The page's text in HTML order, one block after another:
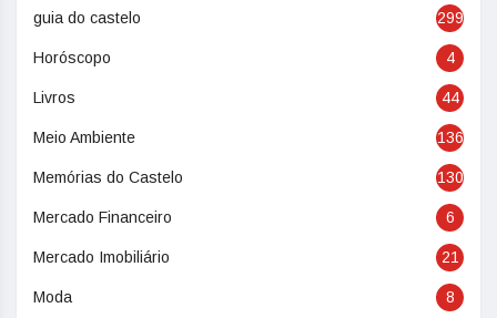
guia do castelo 299
Horóscopo 4
Livros 44
Meio Ambiente 136
Memórias do Castelo 130
Mercado Financeiro 6
Mercado Imobiliário 21
Moda 8